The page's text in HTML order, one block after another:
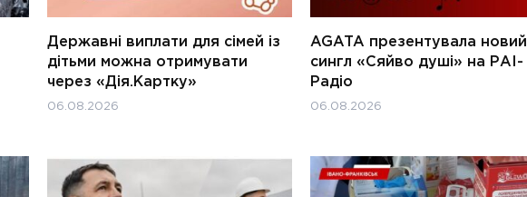
Державні виплати для сімей із
дітьми можна отримувати
через «Дія.Картку»
06.08.2026
AGATA презентувала новий
сингл «Сяйво душі» на РАІ-
Радіо
06.08.2026